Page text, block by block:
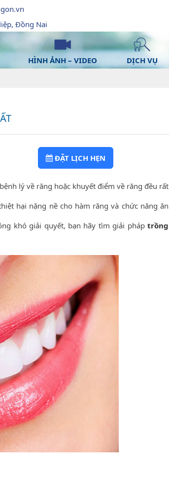
Đồng Nai
HÌNH ẢNH – VIDEO DỊCH VỤ
ĐẶT LỊCH HẸN
lý về răng hoặc khuyết điểm về răng đều rất
hại nặng nề cho hàm răng và chức năng ăn
khó giải quyết, bạn hãy tìm giải pháp trồng